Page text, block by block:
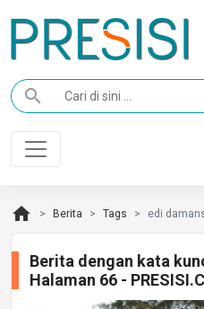
search
home Berita Tags edi
Berita dengan kata
Halaman 66 -